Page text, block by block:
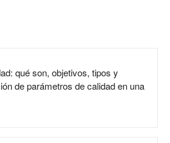
qué son, objetivos, tipos y
de parámetros de calidad en una